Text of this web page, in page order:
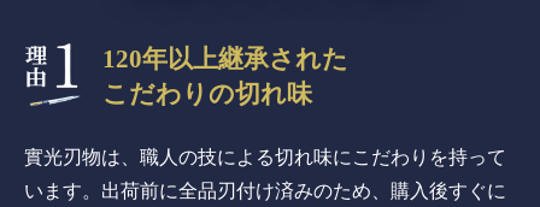
120年以上継承された
こだわりの切れ味
實光刃物は、職人の技による切れ味にこだわりを持って
います。出荷前に全品刃付け済みのため、購入後すぐに